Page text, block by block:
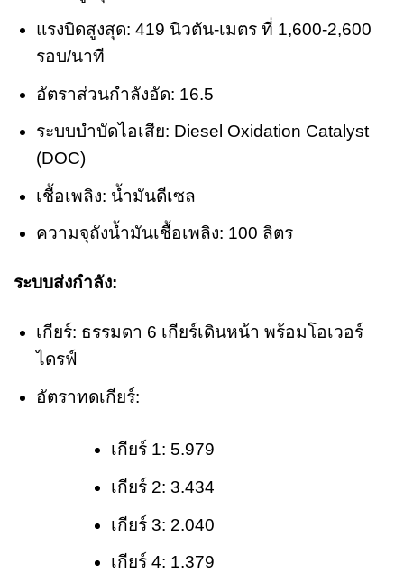
แรงบิดสูงสุด: 419 นิวตัน-เมตร ที่ 1,600-2,600
รอบ/นาที
อัตราส่วนกำลังอัด: 16.5
ระบบบำบัดไอเสีย: Diesel Oxidation Catalyst
(DOC)
เชื้อเพลิง: น้ำมันดีเซล
ความจุถังน้ำมันเชื้อเพลิง: 100 ลิตร
ระบบส่งกำลัง:
เกียร์: ธรรมดา 6 เกียร์เดินหน้า พร้อมโอเวอร์
ไดรฟ์
อัตราทดเกียร์:
เกียร์ 1: 5.979
เกียร์ 2: 3.434
เกียร์ 3: 2.040
เกียร์ 4: 1.379